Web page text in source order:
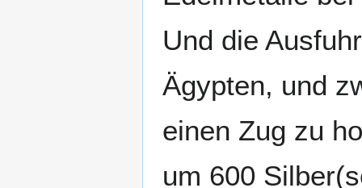
Und die
Ägypten, und
einen Zug zu
um 600